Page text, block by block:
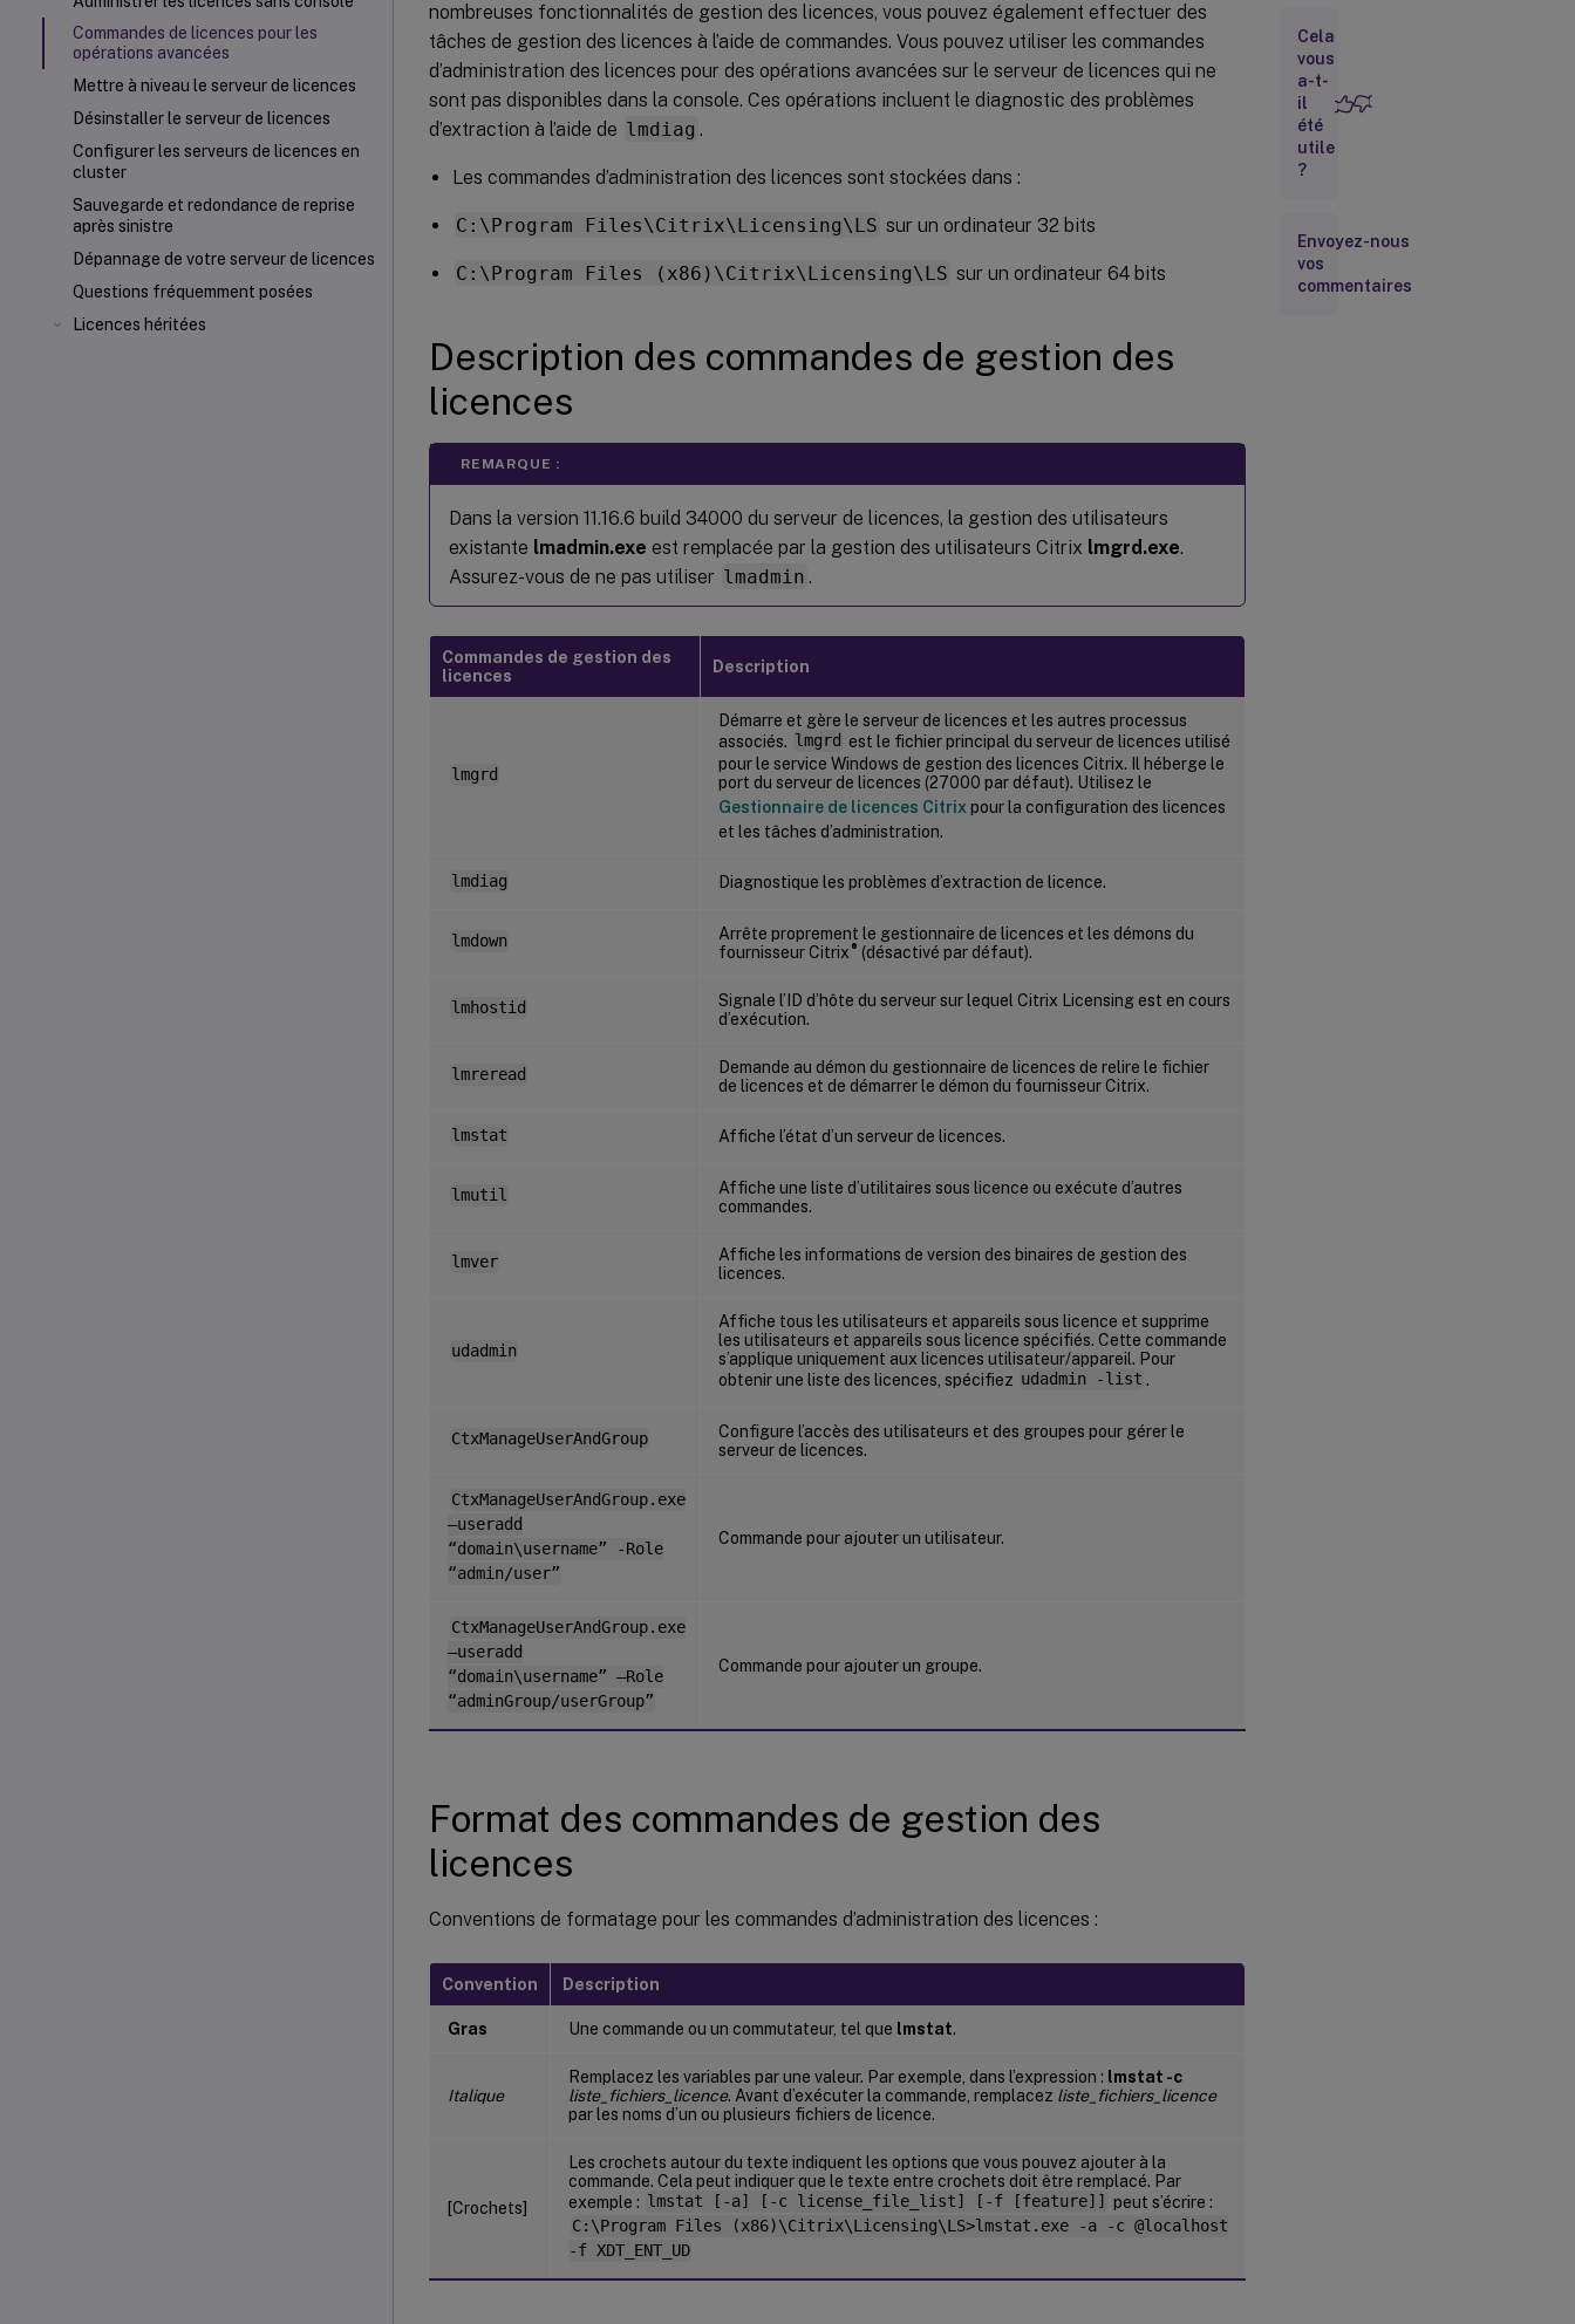
Commandes de licences pour les
opérations avancées
Mettre à niveau le serveur de licences
Désinstaller le serveur de licences
Configurer les serveurs de licences en
cluster
Sauvegarde et redondance de reprise
après sinistre
Dépannage de votre serveur de licences
Questions fréquemment posées
Licences héritées
nombreuses fonctionnalités de gestion des licences, vous pouvez également effectuer des
tâches de gestion des licences à l’aide de commandes. Vous pouvez utiliser les commandes
d’administration des licences pour des opérations avancées sur le serveur de licences qui ne
sont pas disponibles dans la console. Ces opérations incluent le diagnostic des problèmes
d’extraction à l’aide de lmdiag .
Les commandes d’administration des licences sont stockées dans :
C:\Program Files\Citrix\Licensing\LS sur un ordinateur 32 bits
C:\Program Files (x86)\Citrix\Licensing\LS sur un ordinateur 64 bits
Description des commandes de gestion des
licences
REMARQUE :
Dans la version 11.16.6 build 34000 du serveur de licences, la gestion des utilisateurs
existante lmadmin.exe est remplacée par la gestion des utilisateurs Citrix lmgrd.exe.
Assurez-vous de ne pas utiliser lmadmin .
Commandes de gestion des
licences
Description
lmgrd
Démarre et gère le serveur de licences et les autres processus
associés. lmgrd est le fichier principal du serveur de licences utilisé
pour le service Windows de gestion des licences Citrix. Il héberge le
port du serveur de licences (27000 par défaut). Utilisez le
Gestionnaire de licences Citrixpour la configuration des licences
et les tâches d’administration.
lmdiag Diagnostique les problèmes d’extraction de licence.
lmdown
Arrête proprement le gestionnaire de licences et les démons du
fournisseur Citrix® (désactivé par défaut).
lmhostid
Signale l’ID d’hôte du serveur sur lequel Citrix Licensing est en cours
d’exécution.
lmreread
Demande au démon du gestionnaire de licences de relire le fichier
de licences et de démarrer le démon du fournisseur Citrix.
lmstat Affiche l’état d’un serveur de licences.
lmutil
Affiche une liste d’utilitaires sous licence ou exécute d’autres
commandes.
lmver
Affiche les informations de version des binaires de gestion des
licences.
udadmin
Affiche tous les utilisateurs et appareils sous licence et supprime
les utilisateurs et appareils sous licence spécifiés. Cette commande
s’applique uniquement aux licences utilisateur/appareil. Pour
obtenir une liste des licences, spécifiez udadmin -list .
CtxManageUserAndGroup
Configure l’accès des utilisateurs et des groupes pour gérer le
serveur de licences.
CtxManageUserAndGroup.exe
–useradd
“domain\username” -Role
“admin/user”
Commande pour ajouter un utilisateur.
CtxManageUserAndGroup.exe
–useradd
“domain\username” –Role
“adminGroup/userGroup”
Commande pour ajouter un groupe.
Format des commandes de gestion des
licences
Conventions de formatage pour les commandes d’administration des licences :
Convention Description
Gras Une commande ou un commutateur, tel que lmstat.
Italique
Remplacez les variables par une valeur. Par exemple, dans l’expression : lmstat -c
liste_fichiers_licence. Avant d’exécuter la commande, remplacez liste_fichiers_licence
par les noms d’un ou plusieurs fichiers de licence.
[Crochets]
Les crochets autour du texte indiquent les options que vous pouvez ajouter à la
commande. Cela peut indiquer que le texte entre crochets doit être remplacé. Par
exemple : lmstat [-a] [-c license_file_list] [-f [feature]]
peut s’écrire :
C:\Program Files (x86)\Citrix\Licensing\LS>lmstat.exe -a -c @localhost
-f XDT_ENT_UD
licences
Arguments
universels
Diagnostiquer
les problèmes
Arrêter
les
Cela
vous
a-t-
il
été
utile
?
Envoyez-nous
vos
commentaires